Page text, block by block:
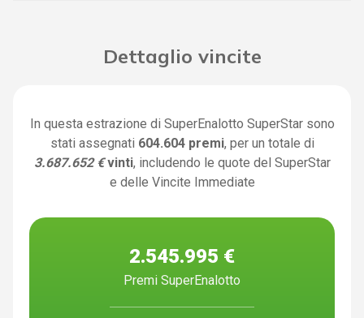
Dettaglio vincite
In questa estrazione di SuperEnalotto SuperStar sono
stati assegnati 604.604 premi, per un totale di
3.687.652 € vinti, includendo le quote del SuperStar
e delle Vincite Immediate
2.545.995 €
Premi SuperEnalotto